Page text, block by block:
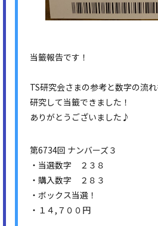
当籤報告です！
TS研究会さまの参考と数字の流
研究して当籤できました！
ありがとうございました♪
第6734回 ナンバーズ３
・当選数字 ２３８
・購入数字 ２８３
・ボックス当選！
・１４,７００円